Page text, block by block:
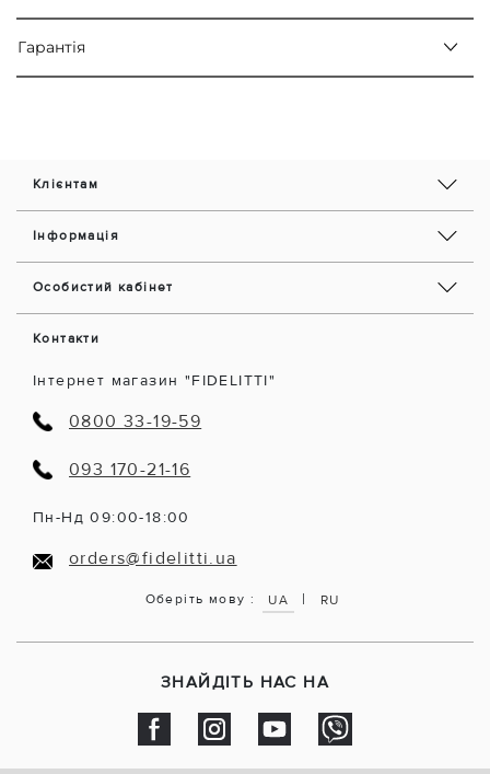
Гарантія
Клієнтам
Інформація
Особистий кабінет
Контакти
Інтернет магазин "FIDELITTI"
0800 33-19-59
093 170-21-16
Пн-Нд 09:00-18:00
orders@fidelitti.ua
Оберіть мову : UA | RU
ЗНАЙДІТЬ НАС НА